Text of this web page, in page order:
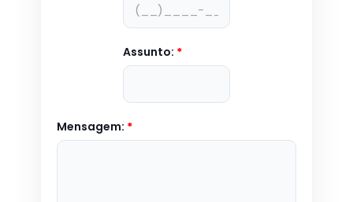
Assunto: *
Mensagem: *